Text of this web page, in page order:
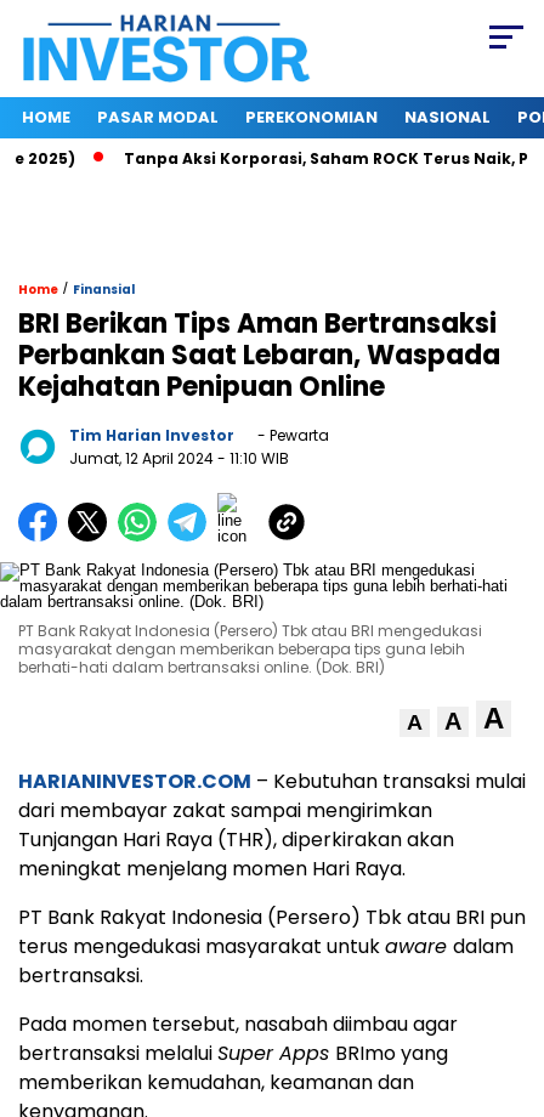
HOME PASAR MODAL PEREKONOMIAN NASIONAL
Tanpa Aksi Korporasi, Saham ROCK Terus Naik,
Home / Finansial
BRI Berikan Tips Aman Bertransaksi
Perbankan Saat Lebaran, Waspada
Kejahatan Penipuan Online
Tim Harian Investor
- Pewarta
Jumat, 12 April 2024- 11:10 WIB
PT Bank Rakyat Indonesia (Persero) Tbk atau BRI mengedukasi
masyarakat dengan memberikan beberapa tips guna lebih
berhati-hati dalam bertransaksi online. (Dok. BRI)
A A A
HARIANINVESTOR.COM – Kebutuhan transaksi mulai
dari membayar zakat sampai mengirimkan
Tunjangan Hari Raya (THR), diperkirakan akan
meningkat menjelang momen Hari Raya.
PT Bank Rakyat Indonesia (Persero) Tbk atau BRI pun
terus mengedukasi masyarakat untukaware dalam
bertransaksi.
Pada momen tersebut, nasabah diimbau agar
bertransaksi melaluiSuper Apps BRImo yang
memberikan kemudahan, keamanan dan